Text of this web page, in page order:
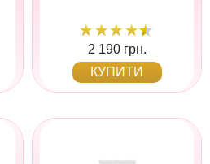
2 190 грн.
КУПИТИ